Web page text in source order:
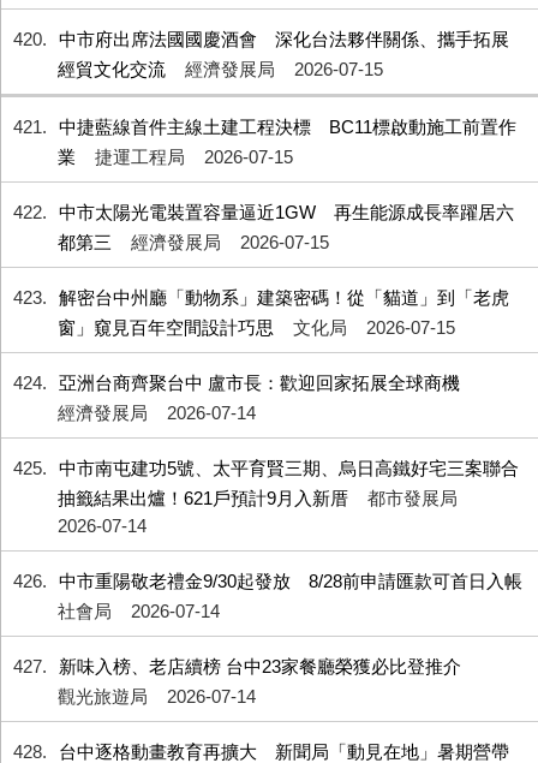
420
中市府出席法國國慶酒會 深化台法夥伴關係、攜手拓展
經貿文化交流
經濟發展局 2026-07-15
421
中捷藍線首件主線土建工程決標 BC11標啟動施工前置作
業
捷運工程局 2026-07-15
422
中市太陽光電裝置容量逼近1GW 再生能源成長率躍居六
都第三
經濟發展局 2026-07-15
423
解密台中州廳「動物系」建築密碼！從「貓道」到「老虎
窗」窺見百年空間設計巧思
文化局 2026-07-15
424
亞洲台商齊聚台中 盧市長：歡迎回家拓展全球商機
經濟發展局
2026-07-14
425
中市南屯建功5號、太平育賢三期、烏日高鐵好宅三案聯合
抽籤結果出爐！621戶預計9月入新厝
都市發展局
2026-07-14
426
中市重陽敬老禮金9/30起發放 8/28前申請匯款可首日入帳
社會局
2026-07-14
427
新味入榜、老店續榜 台中23家餐廳榮獲必比登推介
觀光旅遊局
2026-07-14
428 台中逐格動畫教育再擴大 新聞局「動見在地」暑期營帶